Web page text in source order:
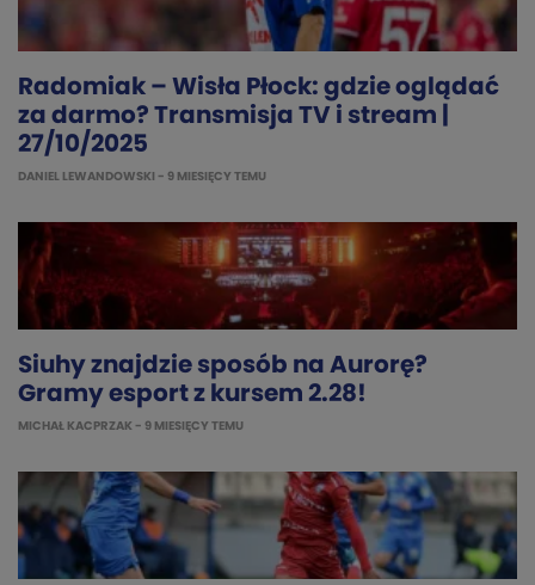
Radomiak – Wisła Płock: gdzie oglądać
za darmo? Transmisja TV i stream |
27/10/2025
DANIEL LEWANDOWSKI - 9 MIESIĘCY TEMU
Siuhy znajdzie sposób na Aurorę?
Gramy esport z kursem 2.28!
MICHAŁ KACPRZAK - 9 MIESIĘCY TEMU